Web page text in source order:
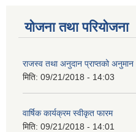
योजना तथा परियोजना
राजस्व तथा अनुदान प्राप्तको अनुमान
मिति: 09/21/2018 - 14:03
वार्षिक कार्यक्रम स्वीकृत फारम
मिति: 09/21/2018 - 14:01